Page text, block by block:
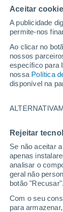
Aceitar
A publicidade
permite-nos
Ao clicar no
nossos
específico para
nossa Política
disponível na
Rejeitar
Se não aceitar
apenas
analisar o
geral não
botão "Recusar".
Com o seu
para
Início